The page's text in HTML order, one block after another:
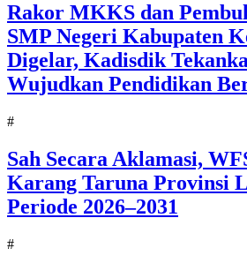
Rakor MKKS dan
SMP Negeri Kabupaten
Digelar, Kadisdik
Wujudkan Pendidikan
#
Sah Secara Aklamasi,
Karang Taruna Provinsi
Periode 2026–2031
#